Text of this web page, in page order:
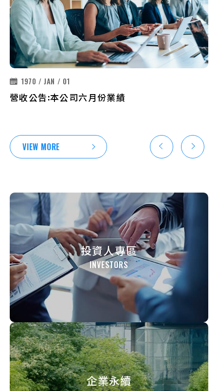
1970 / JAN / 01
營收公告:本公司六月份業績
1970 / JAN / 01
重大訊息: 因本公司有價證券於集中交易市場達
1970 / JAN / 01
重大訊息: 公告本公司獨立董事辭任功能性委員
1970 / JAN / 01
重大訊息: 公告本公司獨立董事辭任
1970 / JAN / 01
重大訊息: 本公司115年股東常會重要決議事項
1970 / JAN / 01
重大訊息: 解除本公司董事之競業禁止
1970 / JAN / 01
重大訊息: 本公司董事會通過115年第一季財務報
1970 / JAN / 01
重大訊息: 本公司董事會決議解除經理人競業禁
1970 / JAN / 01
重大訊息: 本公司董事會決議召開115年股東常會
1970 / JAN / 01
重大訊息: 本公司115年第1季財務報告董事會預
1970 / JAN / 01
重大訊息: 本公司董事會決議不繼續辦理114年股
1970 / JAN / 01
重大訊息: 本公司董事會通過114年度財務報告
1970 / JAN / 01
重大訊息: 公告本公司董事會決議私募發行普通
1970 / JAN / 01
重大訊息: 本公司董事會決議不分派股利
1970 / JAN / 01
重大訊息: 本公司董事會決議召開115年股東常會
1970 / JAN / 01
重大訊息: 本公司114年度財務報告董事會預計召
1970 / JAN / 01
營收公告:本公司五月份業績
1970 / JAN / 01
營收公告:本公司四月份業績
1970 / JAN / 01
營收公告:本公司三月份業績
1970 / JAN / 01
營收公告:本公司二月份業績
1970 / JAN / 01
營收公告:本公司一月份業績
1970 / JAN / 01
迅杰科技參與 2026 Computex
1970 / JAN / 01
神盾大艦隊前進MWC 2026！從衛星到無人機、
1970 / JAN / 01
迅杰科技參加2026 MWC 盛會 展出無人機相關產
1970 / JAN / 01
ENE 無人機產品資訊
VIEW MORE
投資人專區
INVESTORS
企業永續